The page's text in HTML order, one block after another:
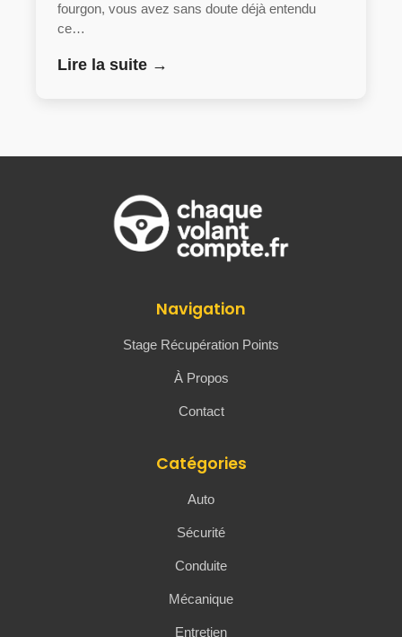
fourgon, vous avez sans doute déjà entendu
ce…
Lire la suite →
Navigation
Stage Récupération Points
À Propos
Contact
Catégories
Auto
Sécurité
Conduite
Mécanique
Entretien